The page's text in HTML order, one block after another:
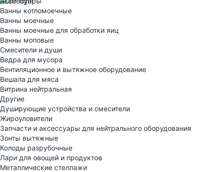
Ванны котломоечные
Ванны моечные
Ванны моечные для обработки яиц
Ванны моповые
Смесители и души
Ведра для мусора
Вентиляционное и вытяжное оборудование
Вешала для мяса
Витрина нейтральная
Другие
Душирующие устройства и смесители
Жироуловители
Запчасти и аксессуары для нейтрального оборудования
Зонты вытяжные
Колоды разрубочные
Лари для овощей и продуктов
Металлические стеллажи